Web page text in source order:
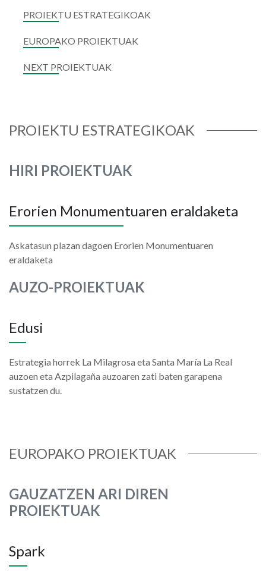
PROIEKTU ESTRATEGIKOAK
EUROPAKO PROIEKTUAK
NEXT PROIEKTUAK
PROIEKTU ESTRATEGIKOAK
HIRI PROIEKTUAK
Erorien Monumentuaren eraldaketa
Askatasun plazan dagoen Erorien Monumentuaren
eraldaketa
AUZO-PROIEKTUAK
Edusi
Estrategia horrek La Milagrosa eta Santa María La Real
auzoen eta Azpilagaña auzoaren zati baten garapena
sustatzen du.
EUROPAKO PROIEKTUAK
GAUZATZEN ARI DIREN
PROIEKTUAK
Spark